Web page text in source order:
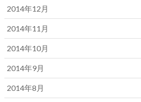
2014年12月
2014年11月
2014年10月
2014年9月
2014年8月